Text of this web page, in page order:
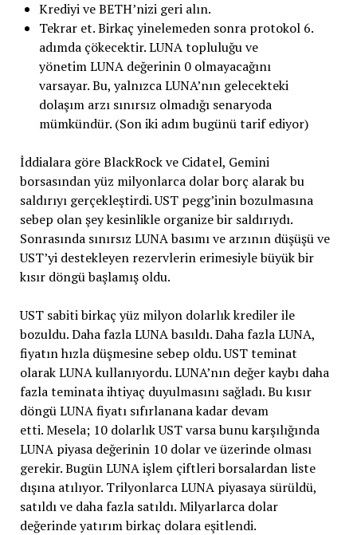
Krediyi ve BETH’nizi geri alın.
Tekrar et. Birkaç yinelemeden sonra protokol 6.
adımda çökecektir. LUNA topluluğu ve
yönetim LUNA değerinin 0 olmayacağını
varsayar. Bu, yalnızca LUNA’nın gelecekteki
dolaşım arzı sınırsız olmadığı senaryoda
mümkündür. (Son iki adım bugünü tarif ediyor)
İddialara göre BlackRock ve Cidatel, Gemini
borsasından yüz milyonlarca dolar borç alarak bu
saldırıyı gerçekleştirdi. UST pegg’inin bozulmasına
sebep olan şey kesinlikle organize bir saldırıydı.
Sonrasında sınırsız LUNA basımı ve arzının düşüşü ve
UST’yi destekleyen rezervlerin erimesiyle büyük bir
kısır döngü başlamış oldu.
UST sabiti birkaç yüz milyon dolarlık krediler ile
bozuldu. Daha fazla LUNA basıldı. Daha fazla LUNA,
fiyatın hızla düşmesine sebep oldu. UST teminat
olarak LUNA kullanıyordu. LUNA’nın değer kaybı daha
fazla teminata ihtiyaç duyulmasını sağladı. Bu kısır
döngü LUNA fiyatı sıfırlanana kadar devam
etti. Mesela; 10 dolarlık UST varsa bunu karşılığında
LUNA piyasa değerinin 10 dolar ve üzerinde olması
gerekir. Bugün LUNA işlem çiftleri borsalardan liste
dışına atılıyor. Trilyonlarca LUNA piyasaya sürüldü,
satıldı ve daha fazla satıldı. Milyarlarca dolar
değerinde yatırım birkaç dolara eşitlendi.